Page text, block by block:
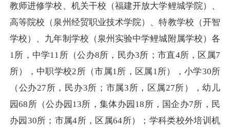
教师进修学校、机关干校（福建开放大学鲤城学院）、
高等院校（泉州经贸职业技术学院）、特教学校（开智
学校）、九年制学校（泉州实验中学鲤城附属学校）各
1所，中学11所（公办8所，民办3所；市直4所，区属7
所），中职学校2所（市属1所，区属1所），小学30所
（公办27所，民办3所；市属3所，区属27所），幼儿
园68所（公办园13所，集体办园18所，国企办7所，民
办园30所；市属4所，区属64所）；学科类校外培训机